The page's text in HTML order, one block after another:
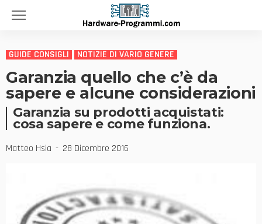
GUIDE CONSIGLI NOTIZIE DI VARIO GENERE
Garanzia quello che c’è da
sapere e alcune considerazioni
Garanzia su prodotti acquistati:
cosa sapere e come funziona.
Matteo Hsia 28 Dicembre 2016